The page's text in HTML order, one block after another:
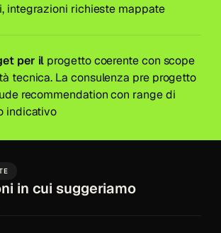
integrazioni richieste mappate
per il progetto coerente con scope
tecnica. La consulenza pre progetto
recommendation con range di
indicativo
in cui suggeriamo